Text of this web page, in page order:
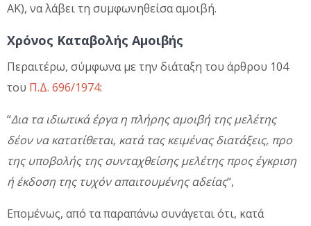
ΑΚ), να λάβει τη συμφωνηθείσα αμοιβή.
Χρόνος Καταβολής Αμοιβής
Περαιτέρω, σύμφωνα με την διάταξη του άρθρου 104
του Π.Δ. 696/1974:
“Δια τα ιδιωτικά έργα η πλήρης αμοιβή της μελέτης
δέον να κατατίθεται, κατά τας κειμένας διατάξεις, προ
της υποβολής της συνταχθείσης μελέτης προς έγκριση
ή έκδοση της τυχόν απαιτουμένης αδείας“,
Επομένως, από τα παραπάνω συνάγεται ότι, κατά